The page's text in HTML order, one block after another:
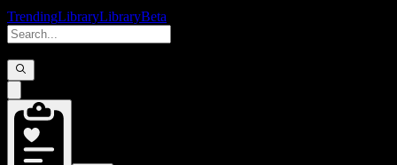
TrendingLibraryLibraryBeta